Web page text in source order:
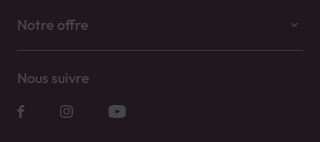
Notre offre
Nous suivre